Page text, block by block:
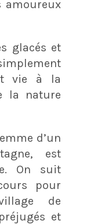
amoureux
glacés et
vie à la
la nature
d’un
est
On suit
pour
de
et